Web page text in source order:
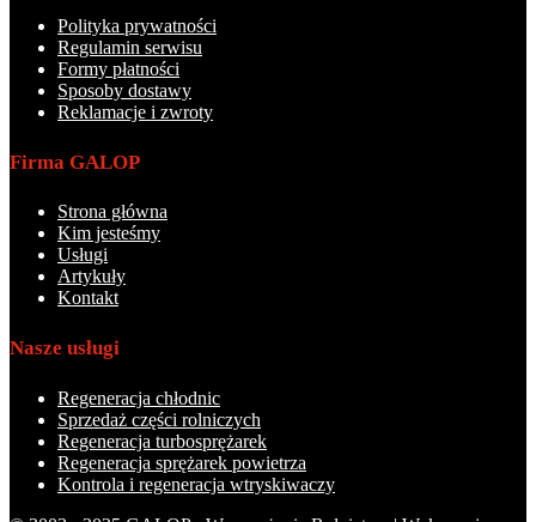
Polityka prywatności
Regulamin serwisu
Formy płatności
Sposoby dostawy
Reklamacje i zwroty
Firma GALOP
Strona główna
Kim jesteśmy
Usługi
Artykuły
Kontakt
Nasze usługi
Regeneracja chłodnic
Sprzedaż części rolniczych
Regeneracja turbosprężarek
Regeneracja sprężarek powietrza
Kontrola i regeneracja wtryskiwaczy